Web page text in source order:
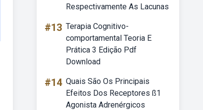
Respectivamente As Lacunas
#13 Terapia Cognitivo-
comportamental Teoria E
Prática 3 Edição Pdf
Download
#14 Quais São Os Principais
Efeitos Dos Receptores ß1
Agonista Adrenérgicos